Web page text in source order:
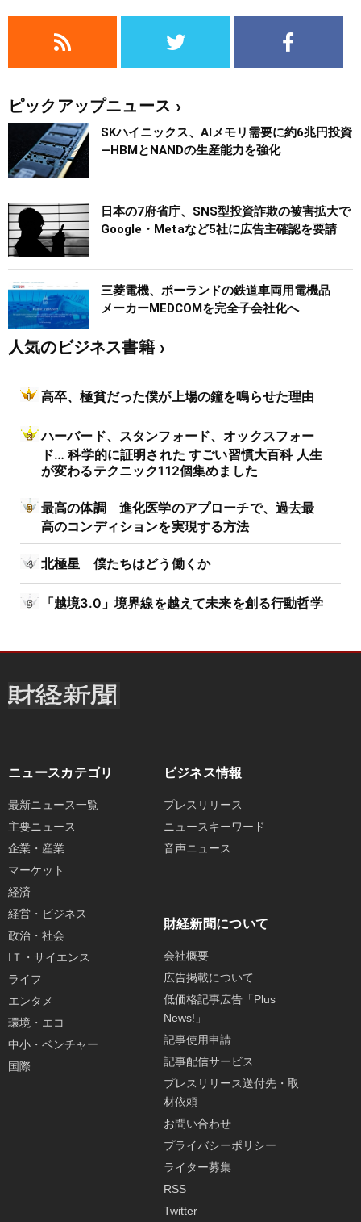
ピックアップニュース
SKハイニックス、AIメモリ需要に約6兆円投資
―HBMとNANDの生産能力を強化
日本の7府省庁、SNS型投資詐欺の被害拡大で
Google・Metaなど5社に広告主確認を要請
三菱電機、ポーランドの鉄道車両用電機品
メーカーMEDCOMを完全子会社化へ
人気のビジネス書籍
高卒、極貧だった僕が上場の鐘を鳴らせた理由
ハーバード、スタンフォード、オックスフォー
ド… 科学的に証明された すごい習慣大百科 人生
が変わるテクニック112個集めました
最高の体調 進化医学のアプローチで、過去最
高のコンディションを実現する方法
北極星 僕たちはどう働くか
「越境3.0」境界線を越えて未来を創る行動哲学
ニュースカテゴリ
最新ニュース一覧
主要ニュース
企業・産業
マーケット
経済
経営・ビジネス
政治・社会
IＴ・サイエンス
ライフ
エンタメ
環境・エコ
中小・ベンチャー
国際
ビジネス情報
プレスリリース
ニュースキーワード
音声ニュース
財経新聞について
会社概要
広告掲載について
低価格記事広告「Plus
News!」
記事使用申請
記事配信サービス
プレスリリース送付先・取
材依頼
お問い合わせ
プライバシーポリシー
ライター募集
RSS
Twitter